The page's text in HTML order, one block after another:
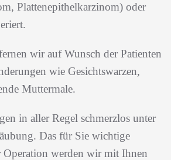
Plattenepithelkarzinom) oder
wir auf Wunsch der Patienten
wie Gesichtswarzen,
Muttermale.
in aller Regel schmerzlos unter
Das für Sie wichtige
Operation werden wir mit Ihnen